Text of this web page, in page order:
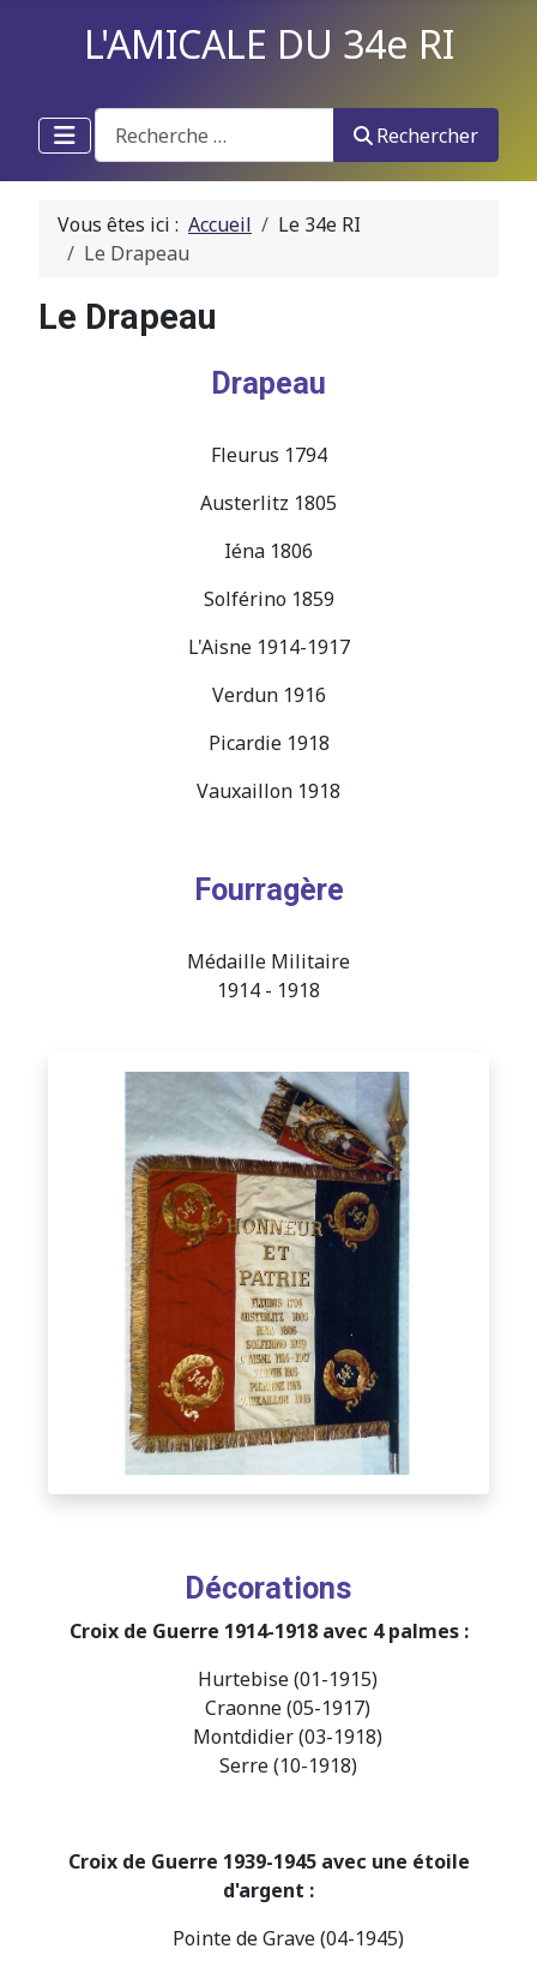
L'AMICALE DU 34e RI
Recherche
Rechercher
Vous êtes ici : Accueil
Le 34e RI
Le Drapeau
Le Drapeau
Drapeau
Fleurus 1794
Austerlitz 1805
Iéna 1806
Solférino 1859
L'Aisne 1914-1917
Verdun 1916
Picardie 1918
Vauxaillon 1918
Fourragère
Médaille Militaire
1914 - 1918
Décorations
Croix de Guerre 1914-1918 avec 4 palmes :
Hurtebise (01-1915)
Craonne (05-1917)
Montdidier (03-1918)
Serre (10-1918)
Croix de Guerre 1939-1945 avec une étoile
d'argent :
Pointe de Grave (04-1945)